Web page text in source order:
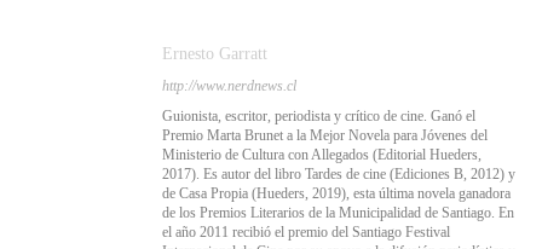
Ernesto Garratt
http://www.nerdnews.cl
Guionista, escritor, periodista y crítico de cine. Ganó el
Premio Marta Brunet a la Mejor Novela para Jóvenes del
Ministerio de Cultura con Allegados (Editorial Hueders,
2017). Es autor del libro Tardes de cine (Ediciones B, 2012) y
de Casa Propia (Hueders, 2019), esta última novela ganadora
de los Premios Literarios de la Municipalidad de Santiago. En
el año 2011 recibió el premio del Santiago Festival